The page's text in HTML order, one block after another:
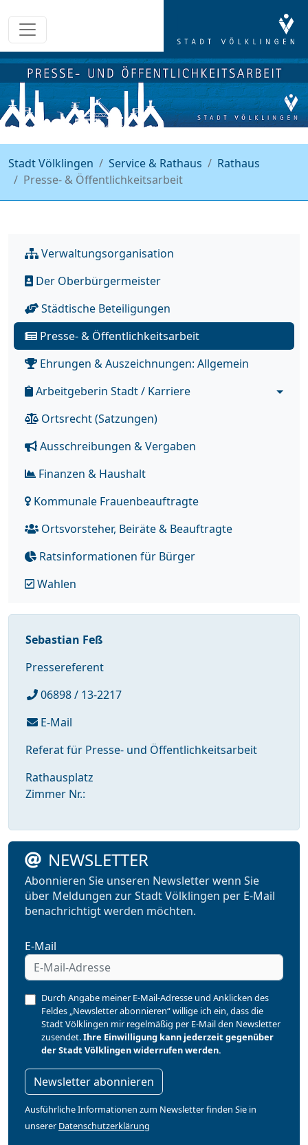
Stadt Völklingen Service & Rathaus
Rathaus
Presse- & Öffentlichkeitsarbeit
Verwaltungsorganisation
Der Oberbürgermeister
Städtische Beteiligungen
Presse- & Öffentlichkeitsarbeit
Ehrungen & Auszeichnungen: Allgemein
Arbeitgeberin Stadt / Karriere
Ortsrecht (Satzungen)
Ausschreibungen & Vergaben
Finanzen & Haushalt
Kommunale Frauenbeauftragte
Ortsvorsteher, Beiräte & Beauftragte
Ratsinformationen für Bürger
Wahlen
Sebastian Feß
Pressereferent
06898 / 13-2217
E-Mail
Referat für Presse- und Öffentlichkeitsarbeit
Rathausplatz
Zimmer Nr.:
NEWSLETTER
Abonnieren Sie unseren Newsletter wenn Sie
über Meldungen zur Stadt Völklingen per E-Mail
benachrichtigt werden möchten.
E-Mail
Durch Angabe meiner E-Mail-Adresse und Anklicken des
Feldes „Newsletter abonnieren“ willige ich ein, dass die
Stadt Völklingen mir regelmäßig per E-Mail den Newsletter
zusendet.Ihre Einwilligung kann jederzeit gegenüber
der Stadt Völklingen widerrufen werden.
Newsletter abonnieren
Ausführliche Informationen zum Newsletter finden Sie in
unserer Datenschutzerklärung